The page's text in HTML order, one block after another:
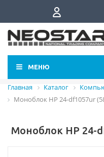
МЕНЮ
Главная Каталог
Моноблок HP 24-df1057ur
Моноблок HP 24-